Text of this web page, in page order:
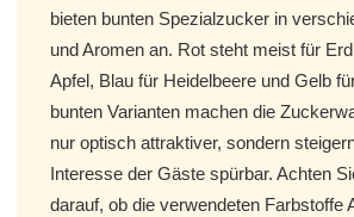
bieten bunten Spezialzucker in
und Aromen an. Rot steht meist für
Apfel, Blau für Heidelbeere und Gelb
bunten Varianten machen die
nur optisch attraktiver, sondern
Interesse der Gäste spürbar. Achten
darauf, ob die verwendeten Farbstoffe